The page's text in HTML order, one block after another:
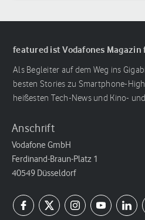
featured ist Vodafones
Als Begleiter auf dem Weg ins
besten Stories zu Smartphone-
heißesten Tech-News und Kino-
Anschrift
Vodafone GmbH
Ferdinand-Braun-Platz 1
40549 Düsseldorf